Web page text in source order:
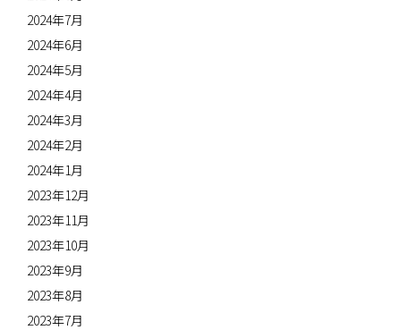
2024年7月
2024年6月
2024年5月
2024年4月
2024年3月
2024年2月
2024年1月
2023年12月
2023年11月
2023年10月
2023年9月
2023年8月
2023年7月